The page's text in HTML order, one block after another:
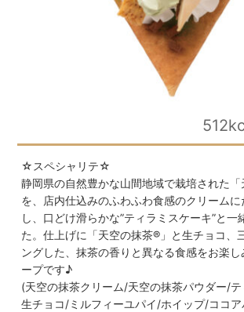
☆スペシャリテ☆
静岡県の自然豊かな山間地域で栽培された「
を、店内仕込みのふわふわ食感のクリーム
し、口どけ滑らかな”ティラミスケーキ”と一
た。仕上げに「天空の抹茶®」と生チョコ、
ングした、抹茶の香りと異なる食感をお楽
ープです♪
(天空の抹茶クリーム/天空の抹茶パウダー/
生チョコ/ミルフィーユパイ/ホイップ/ココ